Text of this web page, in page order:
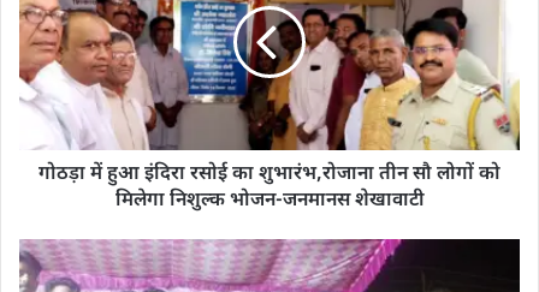
गोठड़ा में हुआ इंदिरा रसोई का शुभारंभ,रोजाना तीन सौ लोगों को
मिलेगा निशुल्क भोजन-जनमानस शेखावाटी